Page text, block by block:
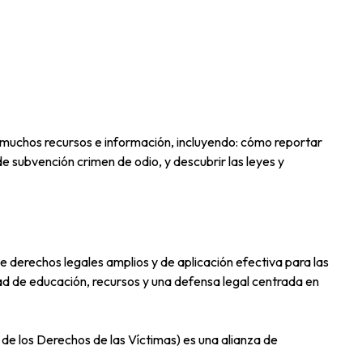
recursos e información, incluyendo: cómo reportar
subvención crimen de odio, y descubrir las leyes y
legales amplios y de aplicación efectiva para las
de educación, recursos y una defensa legal centrada en
los Derechos de las Víctimas) es una alianza de